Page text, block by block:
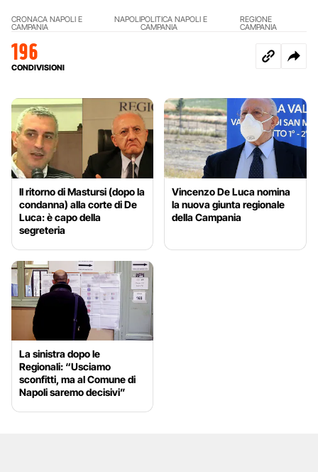
CRONACA NAPOLI E
CAMPANIA
NAPOLIPOLITICA NAPOLI E
CAMPANIA
REGIONE
CAMPANIA
196
CONDIVISIONI
Il ritorno di Mastursi (dopo la
condanna) alla corte di De
Luca: è capo della
segreteria
Vincenzo De Luca nomina
la nuova giunta regionale
della Campania
La sinistra dopo le
Regionali: “Usciamo
sconfitti, ma al Comune di
Napoli saremo decisivi”